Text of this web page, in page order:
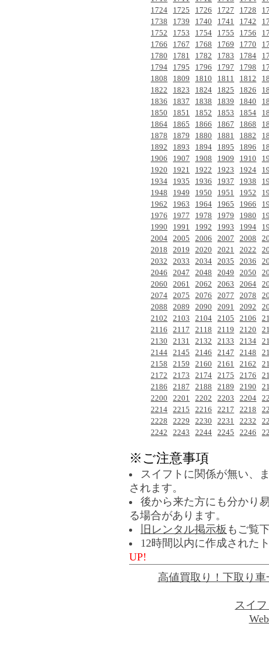
1724
1725 1726 1727 1728
1738
1739 1740 1741 1742
1752
1753 1754 1755 1756
1766
1767 1768 1769 1770
1780
1781 1782 1783 1784
1794
1795 1796 1797 1798
1808
1809 1810 1811 1812
1822
1823 1824 1825 1826
1836
1837 1838 1839 1840
1850
1851 1852 1853 1854
1864
1865 1866 1867 1868
1878
1879 1880 1881 1882
1892
1893 1894 1895 1896
1906
1907 1908 1909 1910
1920
1921 1922 1923 1924
1934
1935 1936 1937 1938
1948
1949 1950 1951 1952
1962
1963 1964 1965 1966
1976
1977 1978 1979 1980
1990
1991 1992 1993 1994
2004 2005 2006 2007 2008
2018
2019 2020 2021 2022
2032
2033 2034 2035 2036
2046
2047 2048 2049 2050
2060
2061 2062 2063 2064
2074 2075 2076 2077 2078
2088
2089 2090 2091 2092
2102
2103 2104 2105 2106
2116
2117 2118 2119 2120
2130
2131 2132 2133 2134
2144 2145 2146 2147 2148
2158
2159 2160 2161 2162
2172
2173 2174 2175 2176
2186
2187 2188 2189 2190
2200
2201 2202 2203 2204
2214 2215 2216 2217 2218
2228
2229 2230 2231 2232
2242
2243 2244 2245 2246
※ご注意事項
スイフトに関係が無い、
されます。
後から来た方にも分かり
る場合があります。
旧レンタル掲示板 もご覧
12時間以内に作成された
UP!
高値買取り！下取り車
スイ